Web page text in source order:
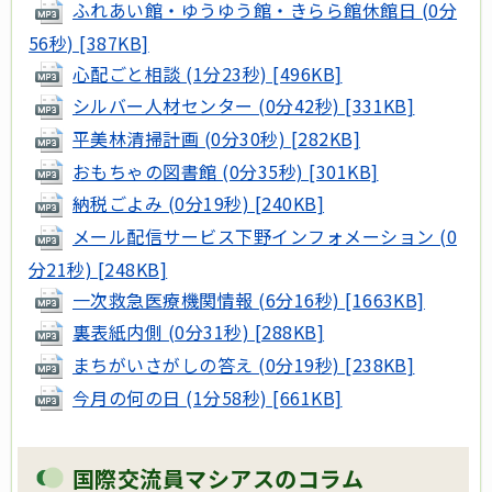
ふれあい館・ゆうゆう館・きらら館休館日 (0分
56秒) [387KB]
心配ごと相談 (1分23秒) [496KB]
シルバー人材センター (0分42秒) [331KB]
平美林清掃計画 (0分30秒) [282KB]
おもちゃの図書館 (0分35秒) [301KB]
納税ごよみ (0分19秒) [240KB]
メール配信サービス下野インフォメーション (0
分21秒) [248KB]
一次救急医療機関情報 (6分16秒) [1663KB]
裏表紙内側 (0分31秒) [288KB]
まちがいさがしの答え (0分19秒) [238KB]
今月の何の日 (1分58秒) [661KB]
国際交流員マシアスのコラム